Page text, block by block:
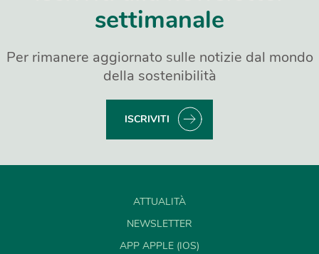
settimanale
Per rimanere aggiornato sulle notizie dal mondo
della sostenibilità
ISCRIVITI
ATTUALITÀ
NEWSLETTER
APP APPLE (IOS)